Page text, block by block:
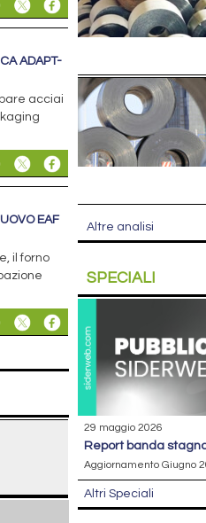
ADAPT-
acciai
EAF
il forno
Altre analisi
SPECIALI
29 maggio 2026
report banda
Aggiornamento Giugno
Altri Speciali